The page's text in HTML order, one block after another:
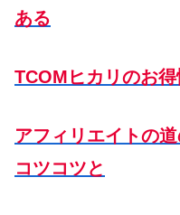
ある
TCOMヒカリのお
アフィリエイトの
コツコツと